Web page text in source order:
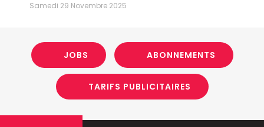
Samedi 29 Novembre 2025
JOBS ABONNEMENTS
TARIFS PUBLICITAIRES